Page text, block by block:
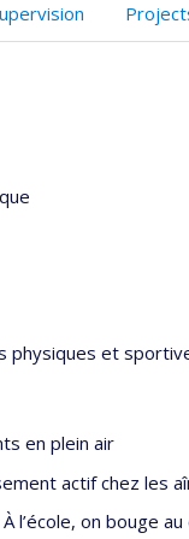
physiques et
en plein air
actif chez les
l’école, on bouge au